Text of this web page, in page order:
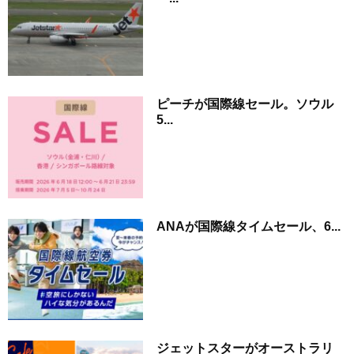
ピーチが国際線セール。ソウル
5...
ANAが国際線タイムセール、6...
ジェットスターがオーストラリ